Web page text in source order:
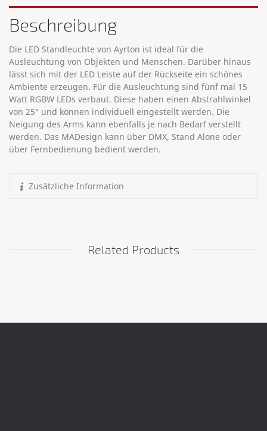
Beschreibung
Die LED Standleuchte von Ayrton ist ideal für die
Ausleuchtung von Objekten und Menschen. Darüber hinaus
lässt sich mit der LED Leiste auf der Rückseite ein schönes
Ambiente erzeugen. Für die Ausleuchtung sind fünf mal 15
Watt RGBW LEDs verbaut. Diese haben einen Abstrahlwinkel
von 25° und können individuell eingestellt werden. Die
Neigung des Arms kann ebenfalls je nach Bedarf verstellt
werden. Das MADesign kann über DMX, Stand Alone oder
über Fernbedienung bedient werden.
Zusätzliche Information
Related Products